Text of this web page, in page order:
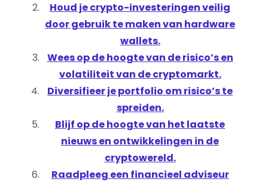
Houd je crypto-investeringen veilig
door gebruik te maken van hardware
wallets.
Wees op de hoogte van de risico’s en
volatiliteit van de cryptomarkt.
Diversifieer je portfolio om risico’s te
spreiden.
Blijf op de hoogte van het laatste
nieuws en ontwikkelingen in de
cryptowereld.
Raadpleeg een financieel adviseur